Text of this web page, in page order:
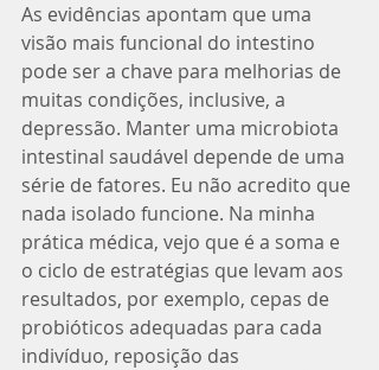
As evidências apontam que uma
visão mais funcional do intestino
pode ser a chave para melhorias de
muitas condições, inclusive, a
depressão. Manter uma microbiota
intestinal saudável depende de uma
série de fatores. Eu não acredito que
nada isolado funcione. Na minha
prática médica, vejo que é a soma e
o ciclo de estratégias que levam aos
resultados, por exemplo, cepas de
probióticos adequadas para cada
indivíduo, reposição das